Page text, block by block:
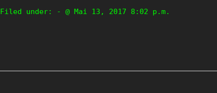
Filed under: - @ Mai 13, 2017 8:02 p.m.